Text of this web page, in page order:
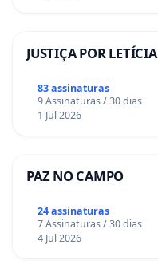
JUSTIÇA POR LETÍCIA
83 assinaturas
9 Assinaturas / 30 dias
1 Jul 2026
PAZ NO CAMPO
24 assinaturas
7 Assinaturas / 30 dias
4 Jul 2026